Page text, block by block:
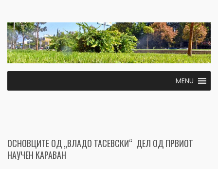
MENU
ОСНОВЦИТЕ ОД „ВЛАДО ТАСЕВСКИ“ ДЕЛ ОД ПРВИОТ
НАУЧЕН КАРАВАН